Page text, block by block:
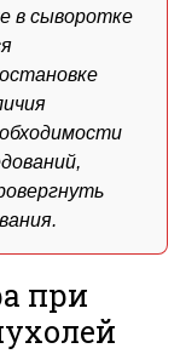
в сыворотке
при